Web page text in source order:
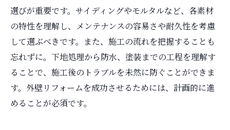
選びが重要です。サイディングやモルタルなど、各素材
の特性を理解し、メンテナンスの容易さや耐久性を考慮
して選ぶべきです。また、施工の流れを把握することも
忘れずに。下地処理から防水、塗装までの工程を理解す
ることで、施工後のトラブルを未然に防ぐことができま
す。外壁リフォームを成功させるためには、計画的に進
めることが必須です。